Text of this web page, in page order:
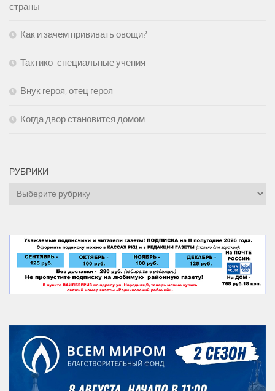
страны
Как и зачем прививать овощи?
Тактико-специальные учения
Внук героя, отец героя
Когда двор становится домом
РУБРИКИ
Рубрики